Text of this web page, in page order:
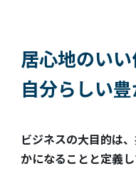
居心地のい
自分らしい
ビジネスの大目的は
かになることと定義し